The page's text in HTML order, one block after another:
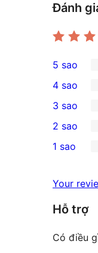
Đánh
6
5-
star
reviews
5 sao
4-
star
reviews
4 sao
0
3-
star
3 sao
2-
reviews
2 sao
star
reviews
1 sao
Your
Hỗ trợ
Có điều